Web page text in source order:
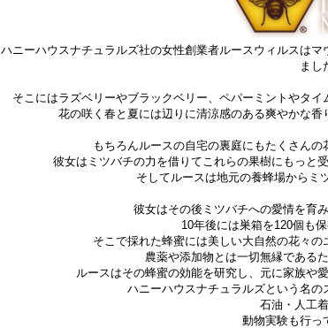
ハニーハウスナチュラルズ社の女性創業者ルースウィルスは
まし
そこにはラズベリーやブラックベリー、ペパーミントやタ
花の咲く春と夏には辺りに清涼感のある爽やかな香
もちろんルースの自宅の裏庭にもたくさんの
彼女はミツバチの力を借りてこれらの果樹にもっと
そしてルースは地元の養蜂場からミ
彼女はその後ミツバチへの愛情を育
10年後には巣箱を120個も
そこで採れた蜂蜜には美しい大自然の花々の
農薬や添加物とは一切無縁である
ルースはその蜂蜜の効能を研究し、元に家族や
ハニーハウスナチュラルズという名の
石油・人工
動物実験も行っ